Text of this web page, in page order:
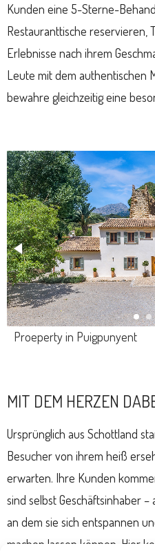
Kunden eine 5-Sterne-
Restauranttische reservieren,
Erlebnisse nach ihrem
Leute mit dem authentischen
bewahre gleichzeitig eine
Proeperty in Puigpunyent
MIT DEM HERZEN
Ursprünglich aus Schottland
Besucher von ihrem heiß
erwarten. Ihre Kunden
sind selbst Geschäftsinhaber –
an dem sie sich entspannen
machen lassen können. Hier